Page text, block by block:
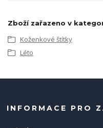
Zboží zařazeno v
Koženkové štítky
Léto
INFORMACE PRO